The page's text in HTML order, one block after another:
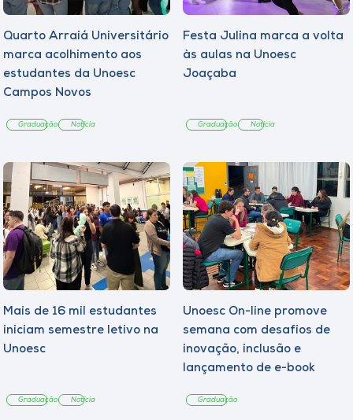
Quarto Arraiá Universitário
marca acolhimento aos
estudantes da Unoesc
Campos Novos
Graduação Notícia
Festa Julina marca a volta
às aulas na Unoesc
Joaçaba
Graduação Notícia
Mais de 16 mil estudantes
iniciam semestre letivo na
Unoesc
Graduação Notícia
Unoesc On-line promove
semana com desafios de
inovação, inclusão e
lançamento de e-book
Graduação